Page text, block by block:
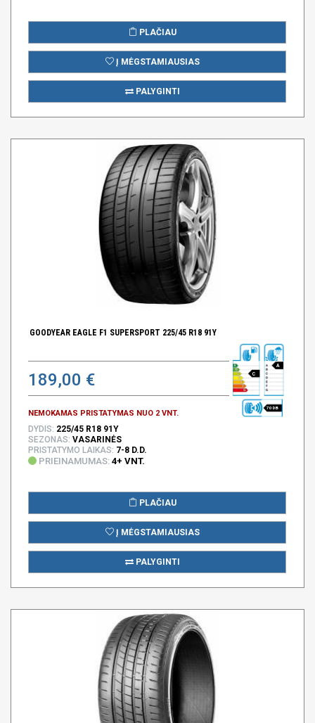
PLAČIAU
Į MĖGSTAMIAUSIAS
PALYGINTI
GOODYEAR EAGLE F1 SUPERSPORT 225/45 R18 91Y
189,00 €
NEMOKAMAS PRISTATYMAS NUO 2 VNT.
C
A
70 DB
DYDIS: 225/45 R18 91Y
SEZONAS: VASARINĖS
PRISTATYMO LAIKAS: 7-8 D.D.
PRIEINAMUMAS: 4+ VNT.
PLAČIAU
Į MĖGSTAMIAUSIAS
PALYGINTI